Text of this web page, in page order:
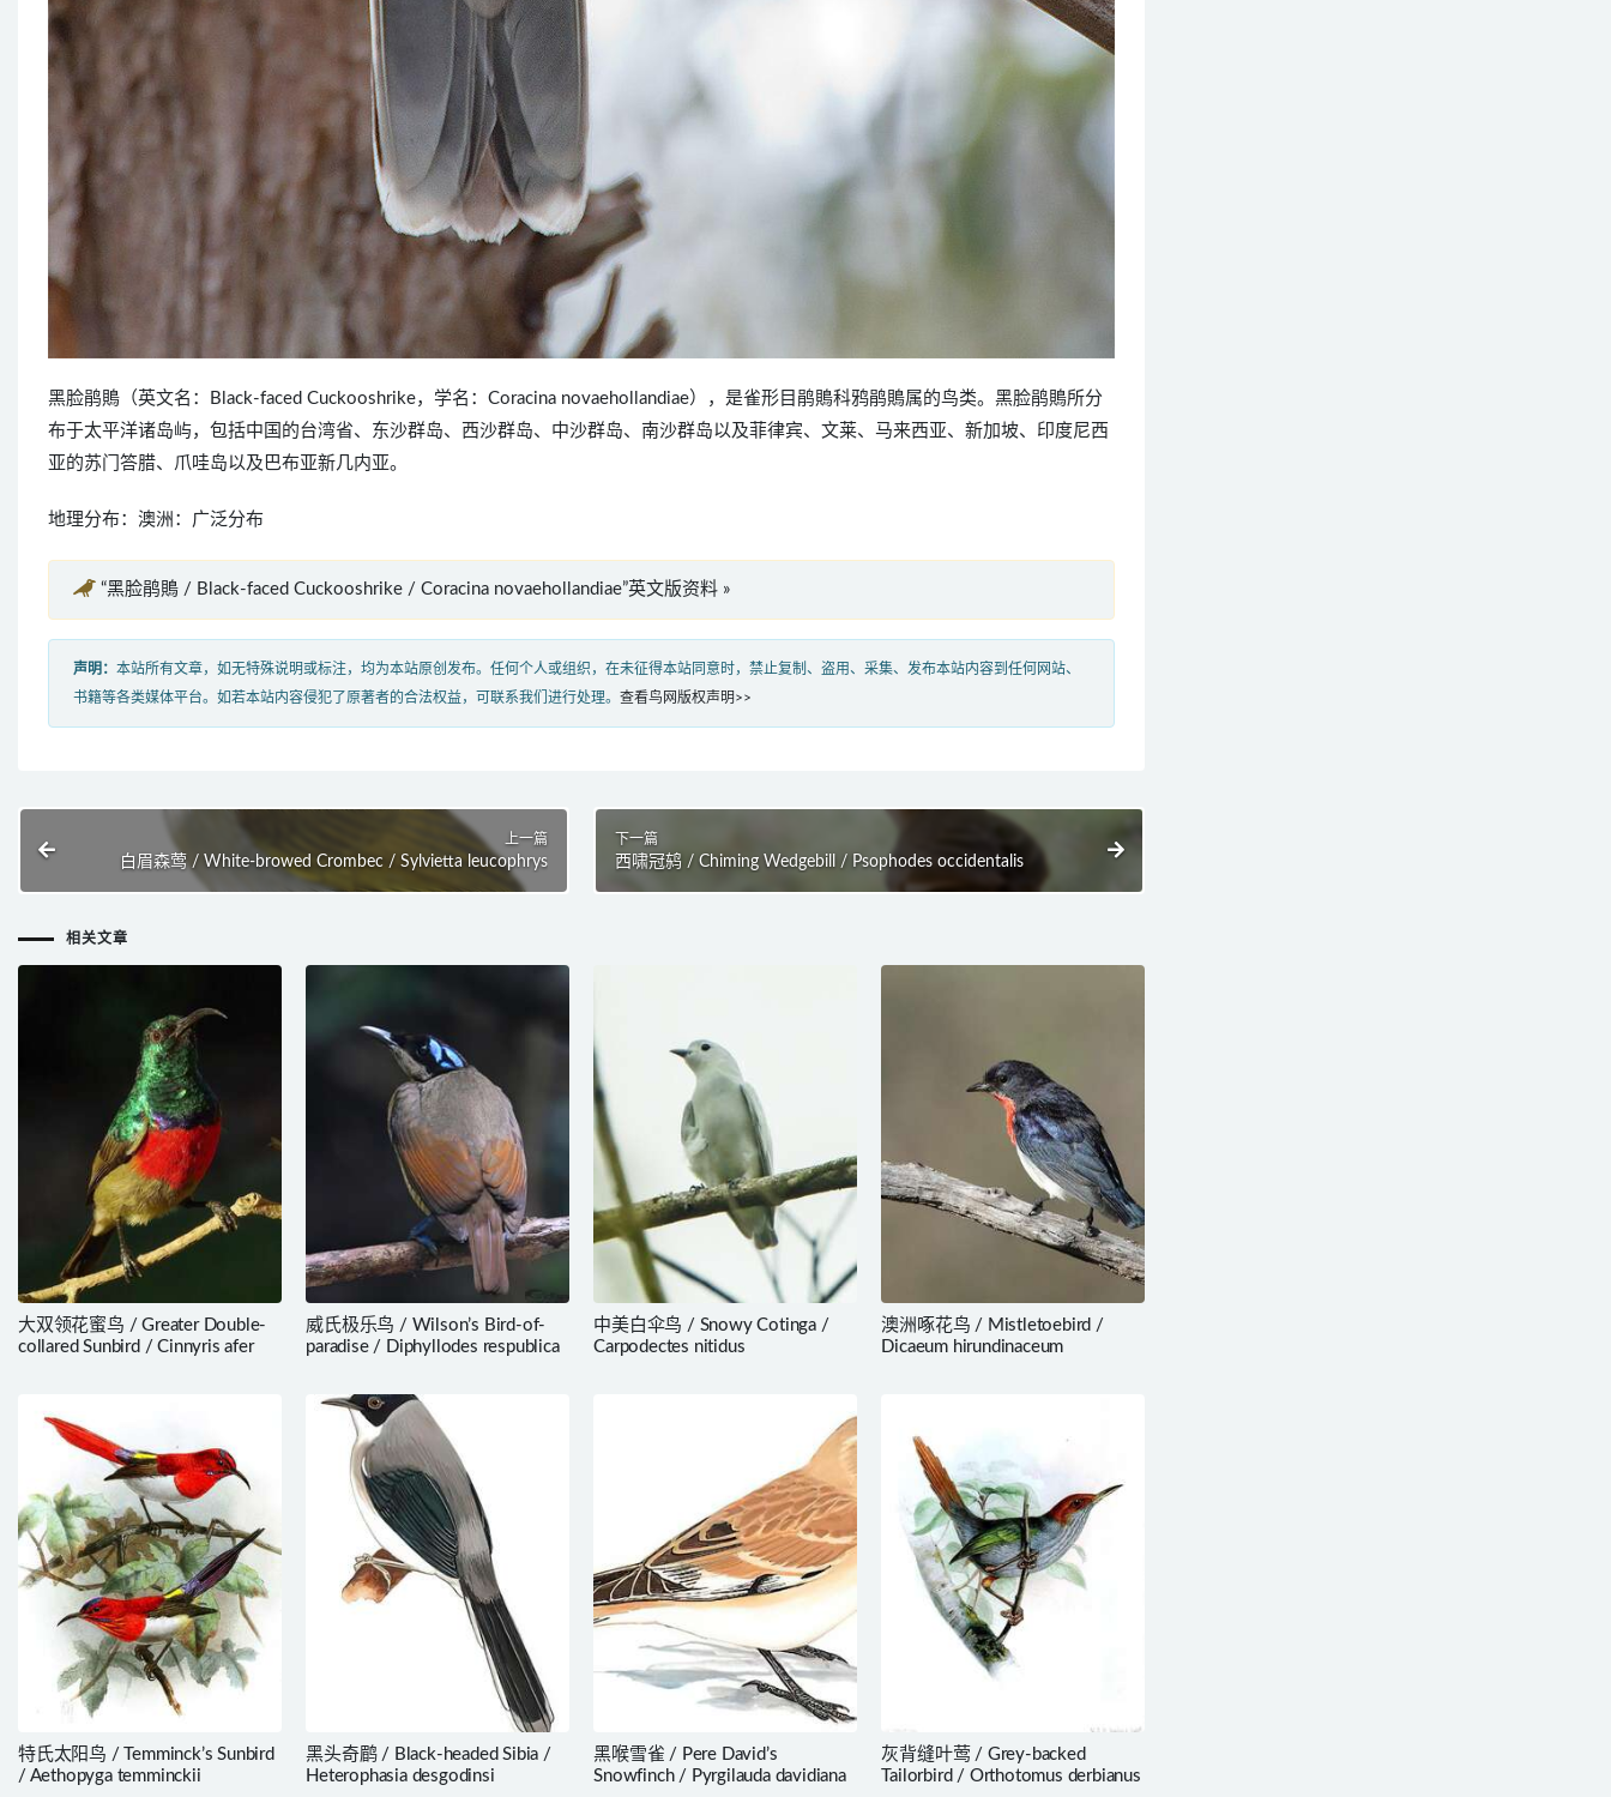
黑脸鹃鵙（英文名：Black-faced Cuckooshrike，学名：Coracina novaehollandiae），是雀形目鹃鵙科鸦鹃鵙属的鸟类。黑脸鹃鵙所分
布于太平洋诸岛屿，包括中国的台湾省、东沙群岛、西沙群岛、中沙群岛、南沙群岛以及菲律宾、文莱、马来西亚、新加坡、印度尼西
亚的苏门答腊、爪哇岛以及巴布亚新几内亚。
地理分布：澳洲：广泛分布
“黑脸鹃鵙 / Black-faced Cuckooshrike / Coracina novaehollandiae”英文版资料 »
声明： 本站所有文章，如无特殊说明或标注，均为本站原创发布。任何个人或组织，在未征得本站同意时，禁止复制、盗用、采集、发布本站内容到任何网站、
书籍等各类媒体平台。如若本站内容侵犯了原著者的合法权益，可联系我们进行处理。 查看鸟网版权声明>>
上一篇
白眉森莺 / White-browed Crombec / Sylvietta leucophrys
下一篇
西啸冠鸫 / Chiming Wedgebill / Psophodes occidentalis
相关文章
大双领花蜜鸟 / Greater Double-
collared Sunbird / Cinnyris afer
威氏极乐鸟 / Wilson’s Bird-of-
paradise / Diphyllodes respublica
中美白伞鸟 / Snowy Cotinga /
Carpodectes nitidus
澳洲啄花鸟 / Mistletoebird /
Dicaeum hirundinaceum
特氏太阳鸟 / Temminck’s Sunbird
/ Aethopyga temminckii
黑头奇鹛 / Black-headed Sibia /
Heterophasia desgodinsi
黑喉雪雀 / Pere David’s
Snowfinch / Pyrgilauda davidiana
灰背缝叶莺 / Grey-backed
Tailorbird / Orthotomus derbianus